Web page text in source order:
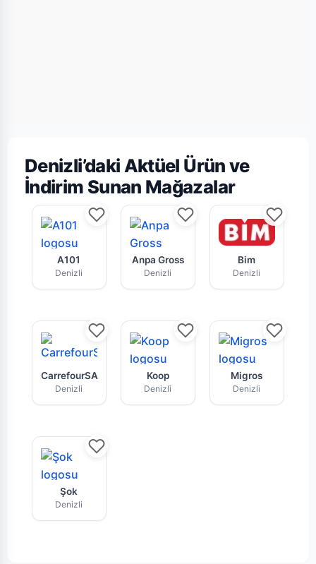
Denizli’daki Aktüel Ürün ve
İndirim Sunan Mağazalar
A101 Denizli mağazasının bu haftaki güncel
A101
Denizli
Anpa Gross Denizli market
Anpa Gross
Denizli
Bim
Bim
Denizli
Denizli CarrefourSA indirim kataloğu ve fırsat
CarrefourSA
Denizli
Koop tarafından sunulan
Koop
Denizli
Migros
Migros
Denizli
Şok Denizli market zincirine ait aktüel
Şok
Denizli